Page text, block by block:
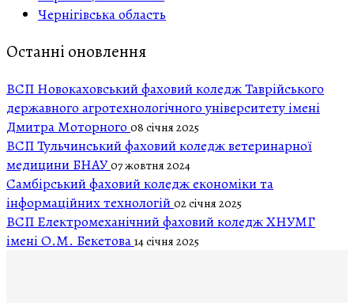
Чернігівська область
Останні оновлення
ВСП Новокаховський фаховий коледж Таврійського
державного агротехнологічного університету імені
Дмитра Моторного 08 січня 2025
ВСП Тульчинський фаховий коледж ветеринарної
медицини БНАУ07 жовтня 2024
Самбірський фаховий коледж економіки та
інформаційних технологій 02 січня 2025
ВСП Електромеханічний фаховий коледж ХНУМГ
імені О.М. Бекетова 14 січня 2025